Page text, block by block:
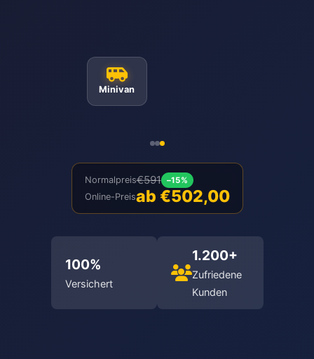
Minivan
Normalpreis€591 –15%
Online-Preisab €502,00
100%
Versichert
1.200+
Zufriedene
Kunden